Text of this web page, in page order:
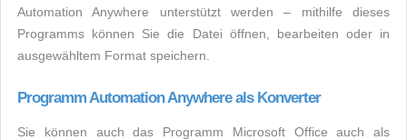
Automation Anywhere unterstützt werden – mithilfe dieses
Programms können Sie die Datei öffnen, bearbeiten oder in
ausgewähltem Format speichern.
Programm Automation Anywhere als Konverter
Sie können auch das Programm Microsoft Office auch als